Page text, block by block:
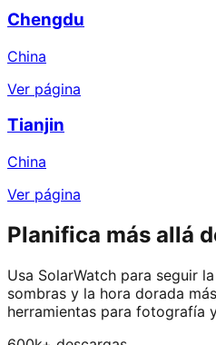
Chengdu
China
Ver página
Tianjin
China
Ver página
Planifica más allá
Usa SolarWatch para seguir
sombras y la hora dorada
herramientas para fotografía